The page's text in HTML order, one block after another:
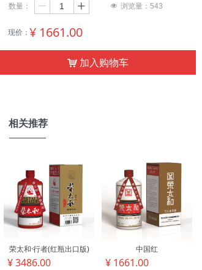
낙 加入购物车
数量： ꄷ ꄸ 넶 浏览量： 543
现价：
荣太和·行者(红瓶出口版)
¥ 3486.00
中国红
¥ 1661.00
相关推荐
¥ 1661.00